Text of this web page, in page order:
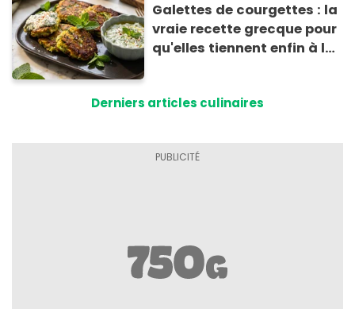
Galettes de courgettes : la
vraie recette grecque pour
qu'elles tiennent enfin à la
Derniers articles culinaires